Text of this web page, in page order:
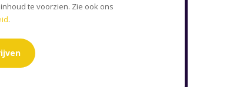
te voorzien. Zie ook ons
.